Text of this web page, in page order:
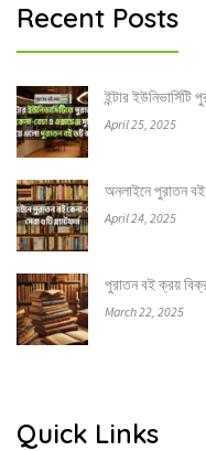
Recent Posts
ইন্টার
April 25, 2025
অনলাইনে পুরাতন বই
April 24, 2025
পুরাতন বই ক্রয়
March 22, 2025
Quick Links